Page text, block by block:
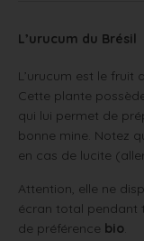
L’urucum du Brésil
L’urucum est le fruit
Cette plante
qui lui permet de
bonne mine. Notez
en cas de lucite
Attention, elle ne
écran total pendant
de préférence bio